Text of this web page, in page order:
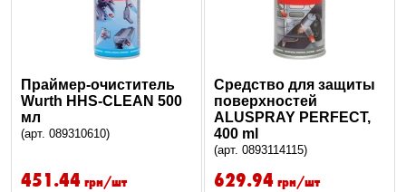
Праймер-очиститель
Wurth HHS-CLEAN 500
мл
(арт. 089310610)
451.44 грн/шт
Средство для защиты
поверхностей
ALUSPRAY PERFECT,
400 ml
(арт. 0893114115)
629.94 грн/шт